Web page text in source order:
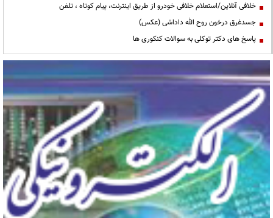
خلافی آنلاین/استعلام خلافی خودرو از طریق اینترنت، پیام کوتاه ، تلفن
جسدغرق درخون روح الله داداشی (عکس)
پاسخ های دکتر توکلی به سوالات کنکوری ها